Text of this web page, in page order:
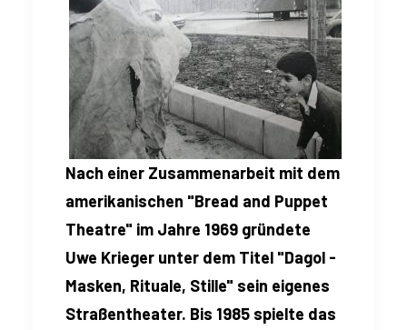
Nach einer Zusammenarbeit mit dem
amerikanischen "Bread and Puppet
Theatre" im Jahre 1969 gründete
Uwe Krieger unter dem Titel "Dagol -
Masken, Rituale, Stille" sein eigenes
Straßentheater. Bis 1985 spielte das